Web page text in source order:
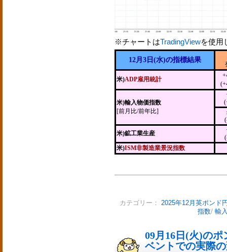
※チャートはTradingViewを使用
12月3日(水)の指標結果
米)ADP雇用統計
米)輸入物価指数
[前月比/前年比]
米)鉱工業生産
米)ISM非製造業景況指数
カテゴリー： 2025年12月英ポンド
指数/ 輸
09月16日(火)の
ベントでの実際